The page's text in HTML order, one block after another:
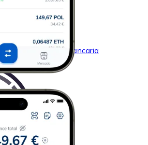
con transferencia bancaria